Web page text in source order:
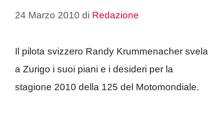
24 Marzo 2010 di Redazione
Il pilota svizzero Randy Krummenacher svela
a Zurigo i suoi piani e i desideri per la
stagione 2010 della 125 del Motomondiale.